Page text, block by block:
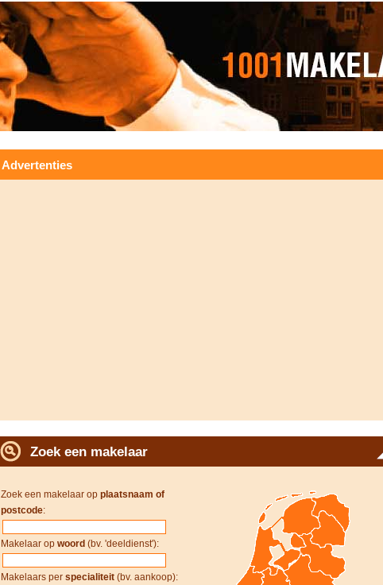
Advertenties
Zoek een makelaar
Zoek een makelaar op plaatsnaam of
postcode:
Makelaar op woord (bv. 'deeldienst'):
Makelaars per specialiteit(bv. aankoop):